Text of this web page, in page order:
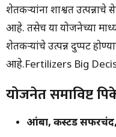
शेतकऱ्यांना शाश्वत उत्पन्नाचे
आहे. तसेच या योजनेच्या
शेतकऱ्यांचे उत्पन्न दुप्पट
आहे.Fertilizers Big
योजनेत समाविष्ट
आंबा, कस्टर्ड